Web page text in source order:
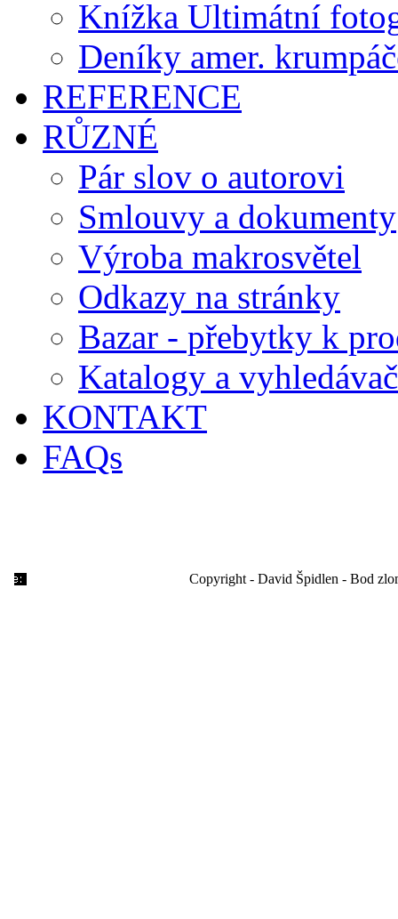
Knížka Ultimátní
Deníky amer.
REFERENCE
RŮZNÉ
Pár slov o autorovi
Smlouvy a dokumenty
Výroba makrosvětel
Odkazy na stránky
Bazar - přebytky k
Katalogy a
KONTAKT
FAQs
Copyright - David Špidlen - Bod